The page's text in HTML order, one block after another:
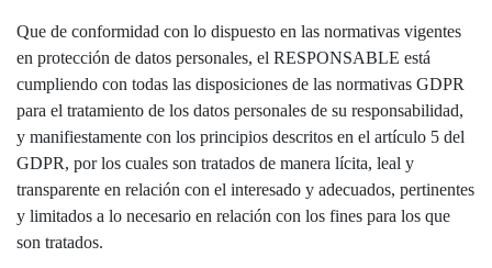
Que de conformidad con lo dispuesto en las normativas vigentes
en protección de datos personales, el RESPONSABLE está
cumpliendo con todas las disposiciones de las normativas GDPR
para el tratamiento de los datos personales de su responsabilidad,
y manifiestamente con los principios descritos en el artículo 5 del
GDPR, por los cuales son tratados de manera lícita, leal y
transparente en relación con el interesado y adecuados, pertinentes
y limitados a lo necesario en relación con los fines para los que
son tratados.